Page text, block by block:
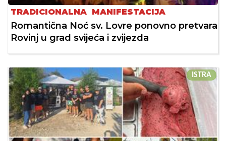
TRADICIONALNA MANIFESTACIJA
Romantična Noć sv. Lovre ponovno pretvara
Rovinj u grad svijeća i zvijezda
ISTRA